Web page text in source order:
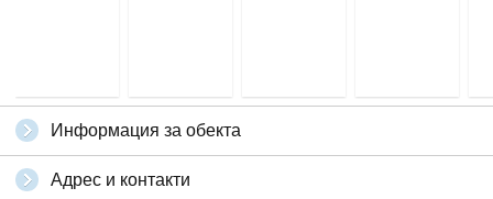
Информация за обекта
Адрес и контакти